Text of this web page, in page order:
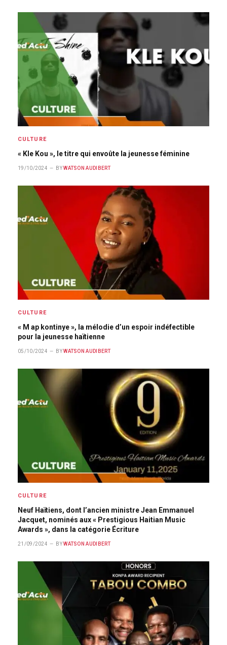
CULTURE
« Kle Kou », le titre qui envoûte la jeunesse féminine
19/10/2024 BY WATSON AUDIBERT
CULTURE
« M ap kontinye », la mélodie d’un espoir indéfectible
pour la jeunesse haïtienne
05/10/2024 BY WATSON AUDIBERT
CULTURE
Neuf Haïtiens, dont l’ancien ministre Jean Emmanuel
Jacquet, nominés aux « Prestigious Haitian Music
Awards », dans la catégorie Écriture
21/09/2024 BY WATSON AUDIBERT